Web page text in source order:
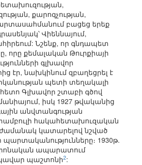
քարոզչության,
բացեց երեք
Վիեննայում,
Նշենք, որ գնդապետ
որը քեմալական Թուրքիայի
գլխավոր
էր, նախկինում զբաղեցրել է
պետի տեղակալի
Գլխավոր շտաբի գծով
իսկ 1927 թվականից
անվտանգության
հակահետախուզական
ժամանակ կատարելով նշված
1930թ.
ապարատում
պաշտոնի2: